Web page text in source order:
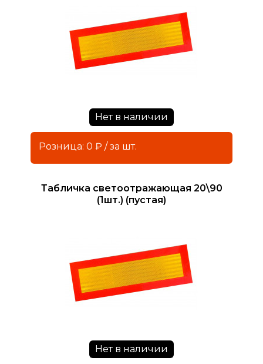
Нет в наличии
Розница: 0 ₽ / за шт.
Табличка светоотражающая 20\90
(1шт.) (пустая)
Нет в наличии